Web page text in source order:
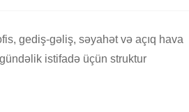
gediş-gəliş, səyahət və açıq hava
istifadə üçün struktur